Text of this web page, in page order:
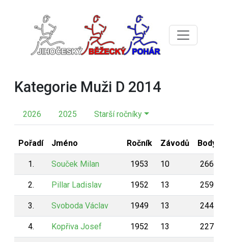
Kategorie Muži D 2014
2026 2025 Starší ročníky
Pořadí Jméno Ročník Závodů Body
1. Souček Milan 1953 10 266
2. Pillar Ladislav 1952 13 259
3. Svoboda Václav 1949 13 244
4. Kopřiva Josef 1952 13 227